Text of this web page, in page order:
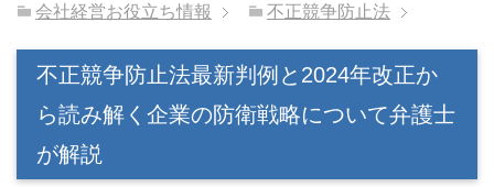
会社経営お役立ち情報
不正競争防止法
不正競争防止法最新判例と2024年改正か
ら読み解く企業の防衛戦略について弁護士
が解説